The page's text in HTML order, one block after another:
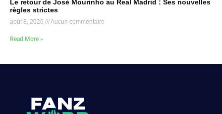
Le retour de José Mourinho au Real Madrid : Ses nouvelles
règles strictes
août 8, 2026 Aucun commentaire
Read More »